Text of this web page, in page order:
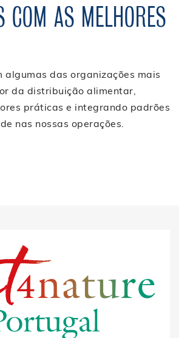
COM AS MELHORES
algumas das organizações mais
da distribuição alimentar,
práticas e integrando padrões
nas nossas operações